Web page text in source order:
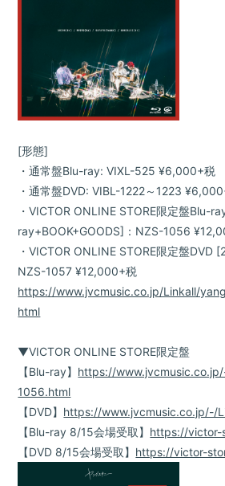
[形態]
・通常盤Blu-ray: VIXL-525 ¥6,000+税
・通常盤DVD: VIBL-1222～1223
・VICTOR ONLINE STORE限定盤Blu-
ray+BOOK+GOODS]：NZS-1056
・VICTOR ONLINE STORE限定盤DVD
NZS-1057 ¥12,000+税
https://www.jvcmusic.co.jp/Linkall/
html
▼VICTOR ONLINE STORE限定盤
【Blu-ray】 https://
1056.html
【DVD】 https://www.jvcmusic.co.jp/-/
【Blu-ray 8/15会場受取】 https://victor-
【DVD 8/15会場受取】 https://victor-